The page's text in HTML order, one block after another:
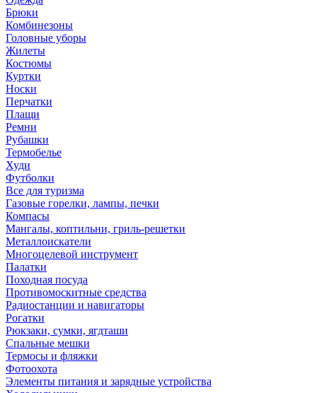
Брюки
Комбинезоны
Головные уборы
Жилеты
Костюмы
Куртки
Носки
Перчатки
Плащи
Ремни
Рубашки
Термобелье
Худи
Футболки
Все для туризма
Газовые горелки, лампы, печки
Компасы
Мангалы, коптильни, гриль-решетки
Металлоискатели
Многоцелевой инструмент
Палатки
Походная посуда
Противомоскитные средства
Радиостанции и навигаторы
Рогатки
Рюкзаки, сумки, ягдташи
Спальные мешки
Термосы и фляжки
Фотоохота
Элементы питания и зарядные устройства